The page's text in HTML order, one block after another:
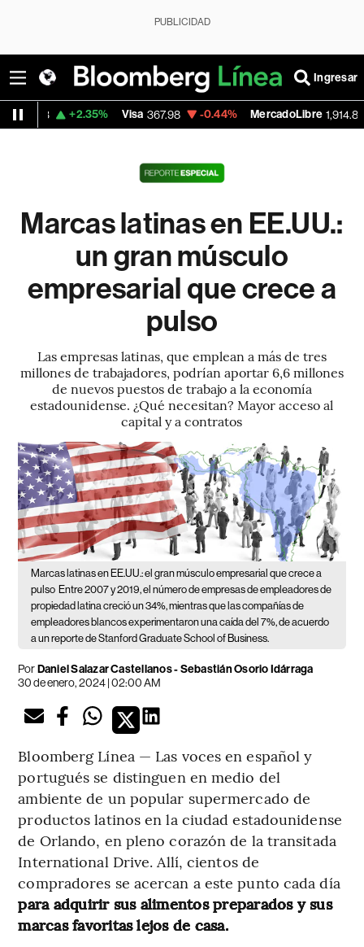
PUBLICIDAD
Ingresar
+2.35% Visa 367.98 -0.44% MercadoLibre 1,914.83 +1.31%
Marcas latinas en EE.UU.:
un gran músculo
empresarial que crece a
pulso
Las empresas latinas, que emplean a más de tres
millones de trabajadores, podrían aportar 6,6 millones
de nuevos puestos de trabajo a la economía
estadounidense. ¿Qué necesitan? Mayor acceso al
capital y a contratos
Marcas latinas en EE.UU.: el gran músculo empresarial que crece a
pulso Entre 2007 y 2019, el número de empresas de empleadores de
propiedad latina creció un 34%, mientras que las compañías de
empleadores blancos experimentaron una caída del 7%, de acuerdo
a un reporte de Stanford Graduate School of Business.
PorDaniel Salazar Castellanos-Sebastián Osorio Idárraga
30 de enero, 2024 | 02:00 AM
Bloomberg Línea — Las voces en español y
portugués se distinguen en medio del
ambiente de un popular supermercado de
productos latinos en la ciudad estadounidense
de Orlando, en pleno corazón de la transitada
International Drive. Allí, cientos de
compradores se acercan a este punto cada día
para adquirir sus alimentos preparados y sus
marcas favoritas lejos de casa.